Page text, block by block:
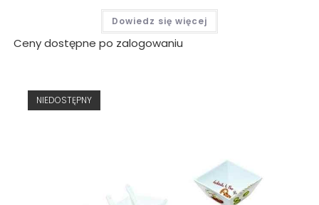
Dowiedz się więcej
Ceny dostępne po zalogowaniu
NIEDOSTĘPNY